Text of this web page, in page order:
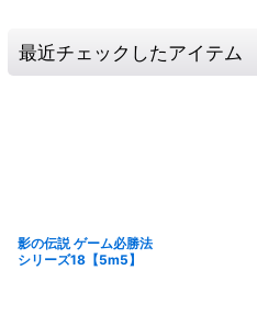
最近チェックしたアイテム
影の伝説 ゲーム必勝法
シリーズ18【5m5】